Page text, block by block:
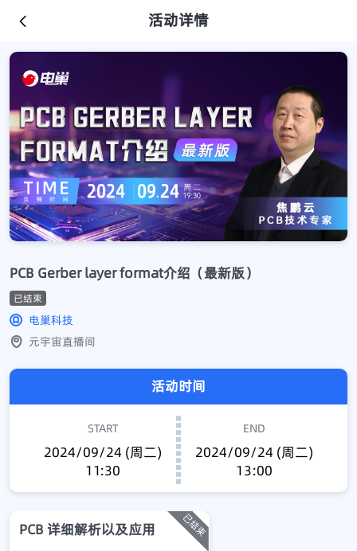
活动详情
PCB Gerber layer format介绍（最新版）
已结束
电巢科技
元宇宙直播间
活动时间
START
2024/09/24 (周二)
11:30
END
2024/09/24 (周二)
13:00
PCB 详细解析以及应用